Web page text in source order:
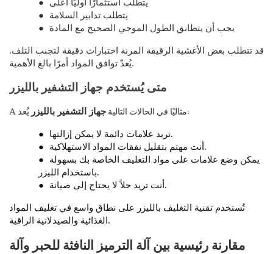
●
يتطلب استثمارًا أوليًا أعلى
●
يتطلب تدابير السلامة
●
يجب أن يتطابق الطول الموجي الصحيح مع المادة
قد تتطلب بعض الأغشية الرقيقة المرنة اختبارات دقيقة لتجنب التلف.
يُعدّ توافق المواد أمرًا بالغ الأهمية.
متى يُستخدم جهاز التشفير بالليزر
A يُعد جهاز التشفير بالليزر مثاليًا في الحالات التالية:
●
تريد علامات دائمة لا يمكن إزالتها.
●
أنت مهتم بتقليل نفقات المواد الاستهلاكية.
●
يمكن وضع علامات على مواد التغليف الخاصة بك بسهولة
باستخدام الليزر.
●
أنت تريد حلاً لا يحتاج إلى صيانة.
تُستخدم تقنية التغليف بالليزر على نطاق واسع في تغليف المواد
الغذائية والصيدلانية الراقية.
مقارنة رئيسية بين آلة الترميز النافثة للحبر وآلة